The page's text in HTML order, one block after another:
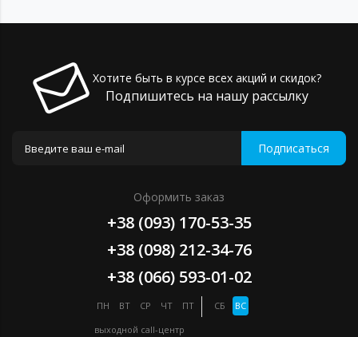
Хотите быть в курсе всех акций и скидок?
Подпишитесь на нашу рассылку
Подписаться
Оформить заказ
+38 (093) 170-53-35
+38 (098) 212-34-76
+38 (066) 593-01-02
ПН ВТ СР ЧТ ПТ СБ
ВС
выходной call-центр